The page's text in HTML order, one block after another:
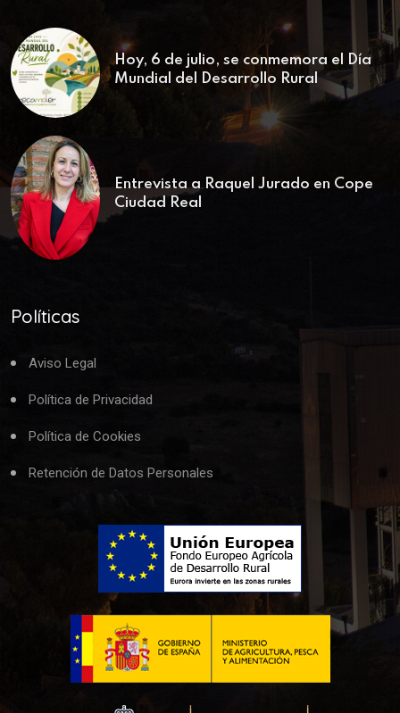
Hoy, 6 de julio, se conmemora el Día
Mundial del Desarrollo Rural
Entrevista a Raquel Jurado en Cope
Ciudad Real
Políticas
Aviso Legal
Política de Privacidad
Política de Cookies
Retención de Datos Personales